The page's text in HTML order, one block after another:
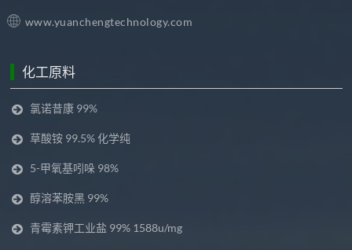
www.yuanchengtechnology.com
化工原料
氯诺昔康 99%
草酸铵 99.5% 化学纯
5-甲氧基吲哚 98%
醇溶苯胺黑 99%
青霉素钾工业盐 99% 1588u/mg